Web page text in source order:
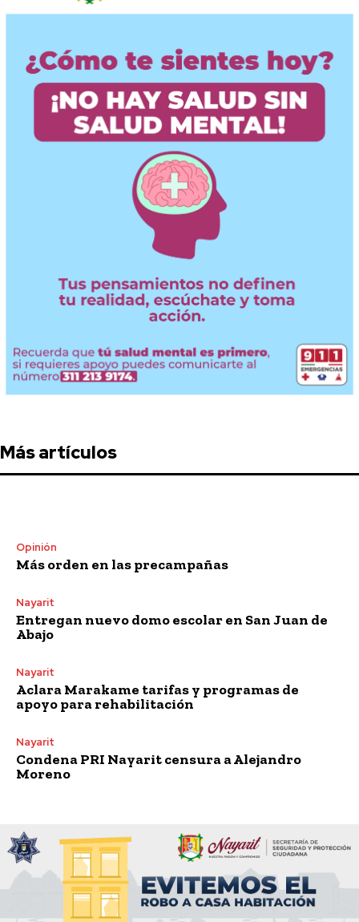
Más artículos
Opinión
Más orden en las precampañas
Nayarit
Entregan nuevo domo escolar en San Juan de
Abajo
Nayarit
Aclara Marakame tarifas y programas de
apoyo para rehabilitación
Nayarit
Condena PRI Nayarit censura a Alejandro
Moreno